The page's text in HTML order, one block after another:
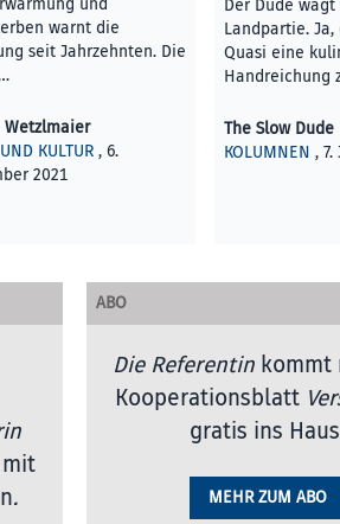
warnt die
seit Jahrzehnten. Die
Wetzlmaier
KULTUR , 6.
2021
Der Dude
Landpartie.
Quasi eine
Handreichung
The Slow Dude
KOLUMNEN , 7.
.
ABO
Die Referentin kommt
Kooperationsblatt
gratis ins
MEHR ZUM ABO